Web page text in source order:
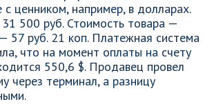
с ценником, например, в долларах.
500 руб. Стоимость товара —
57 руб. 21 коп. Платежная система
что на момент оплаты на счету
550,6 $. Продавец провел
через терминал, а разницу